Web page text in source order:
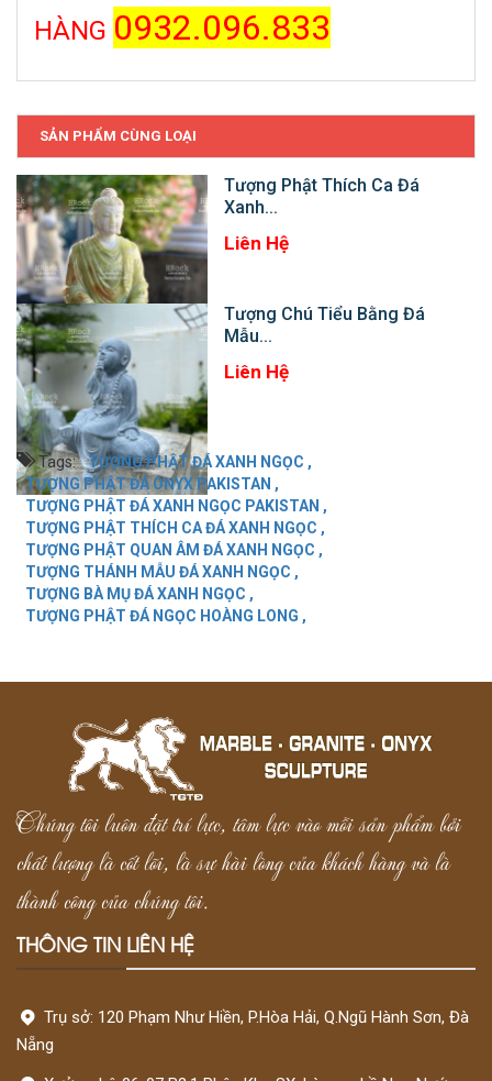
HÀNG 0932.096.833
SẢN PHẨM CÙNG LOẠI
Tượng Phật Thích Ca Đá
Xanh...
Liên Hệ
Tượng Chú Tiểu Bằng Đá
Mẫu...
Liên Hệ
Tags: TƯỢNG PHẬT ĐÁ XANH NGỌC ,
TƯỢNG PHẬT ĐÁ ONYX PAKISTAN ,
TƯỢNG PHẬT ĐÁ XANH NGỌC PAKISTAN ,
TƯỢNG PHẬT THÍCH CA ĐÁ XANH NGỌC ,
TƯỢNG PHẬT QUAN ÂM ĐÁ XANH NGỌC ,
TƯỢNG THÁNH MẪU ĐÁ XANH NGỌC ,
TƯỢNG BÀ MỤ ĐÁ XANH NGỌC ,
TƯỢNG PHẬT ĐÁ NGỌC HOÀNG LONG ,
Chúng tôi luôn đặt trí lực, tâm lực vào mỗi sản phẩm bởi
chất lượng là cốt lõi, là sự hài lòng của khách hàng và là
thành công của chúng tôi.
THÔNG TIN LIÊN HỆ
Trụ sở: 120 Phạm Như Hiền, P.Hòa Hải, Q.Ngũ Hành Sơn, Đà
Nẵng